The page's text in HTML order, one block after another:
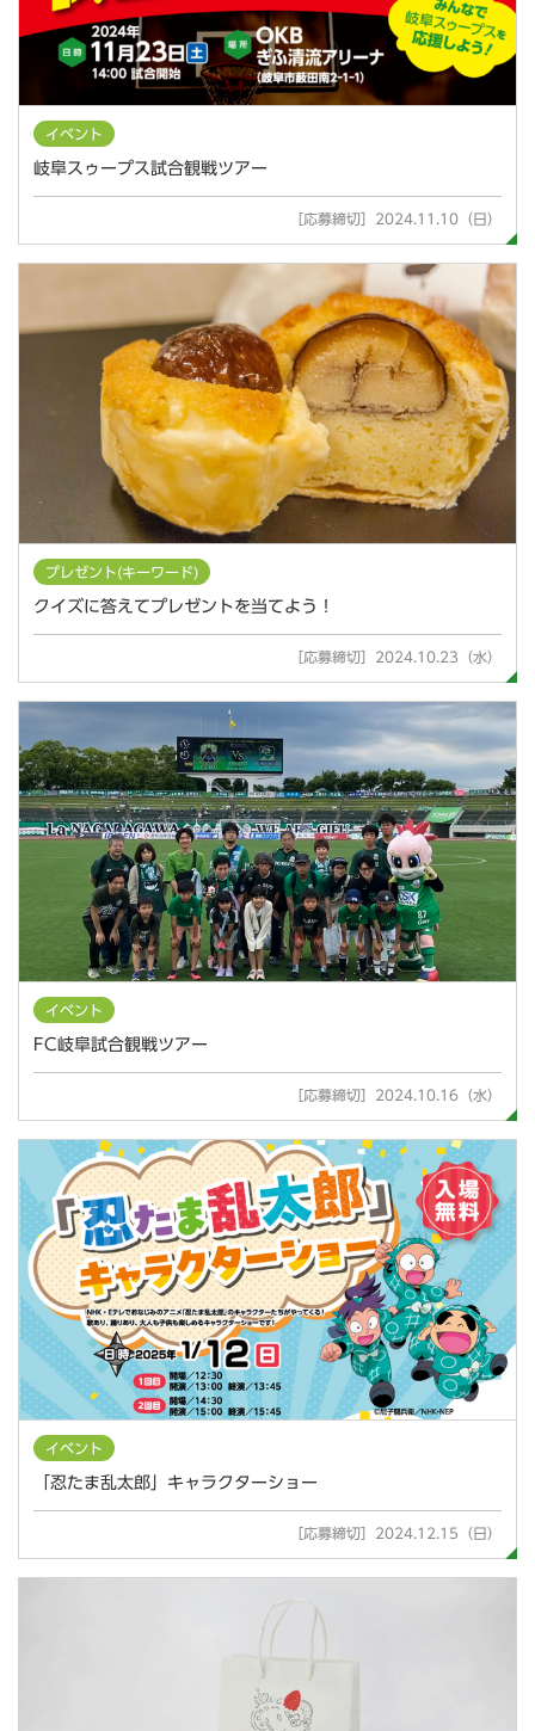
イベント
岐阜スゥープス試合観戦ツアー
［応募締切］2024.11.10（日）
プレゼント(キーワード)
クイズに答えてプレゼントを当てよう！
［応募締切］2024.10.23（水）
イベント
FC岐阜試合観戦ツアー
［応募締切］2024.10.16（水）
イベント
「忍たま乱太郎」キャラクターショー
［応募締切］2024.12.15（日）